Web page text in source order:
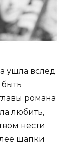
ушла вслед
романа
любить,
нести
шапки